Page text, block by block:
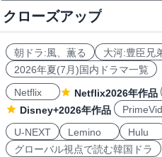
クローズアップ
朝ドラ:風、薫る 大河:豊臣兄
2026年夏(7月)国内ドラマ一覧
Netflix
Netflix2026年作品
Disney+2026年作品
U-NEXT
Lemino Hulu
グローバル視点で読む韓国ドラ